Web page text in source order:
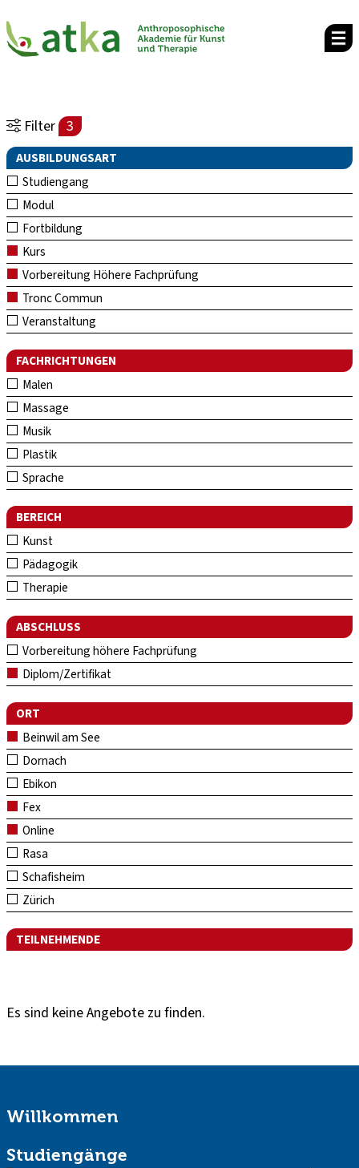
Filter 3
AUSBILDUNGSART
Studiengang
Modul
Fortbildung
Kurs
Vorbereitung Höhere Fachprüfung
Tronc Commun
Veranstaltung
FACHRICHTUNGEN
Malen
Massage
Musik
Plastik
Sprache
BEREICH
Kunst
Pädagogik
Therapie
ABSCHLUSS
Vorbereitung höhere Fachprüfung
Diplom/Zertifikat
ORT
Beinwil am See
Dornach
Ebikon
Fex
Online
Rasa
Schafisheim
Zürich
TEILNEHMENDE
Es sind keine Angebote zu finden.
Willkommen
Studiengänge